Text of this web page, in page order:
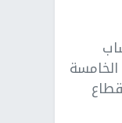
الجولة الخامسة